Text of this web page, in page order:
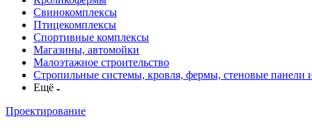
Свинокомплексы
Птицекомплексы
Спортивные комплексы
Магазины, автомойки
Малоэтажное строительство
Стропильные системы, кровля, фермы, стеновые панели
Ещё
Проектирование